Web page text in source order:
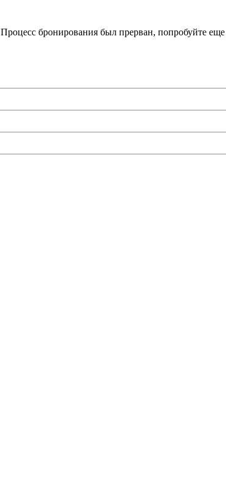
Процесс бронирования был прерван, попробуйте